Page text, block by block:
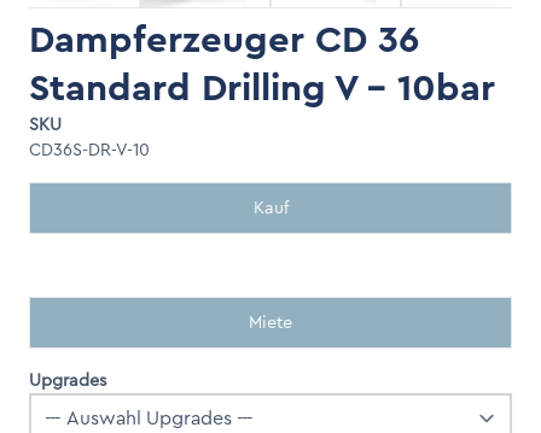
Dampferzeuger CD 36
Standard Drilling V - 10bar
SKU
CD36S-DR-V-10
Kauf
Miete
Upgrades